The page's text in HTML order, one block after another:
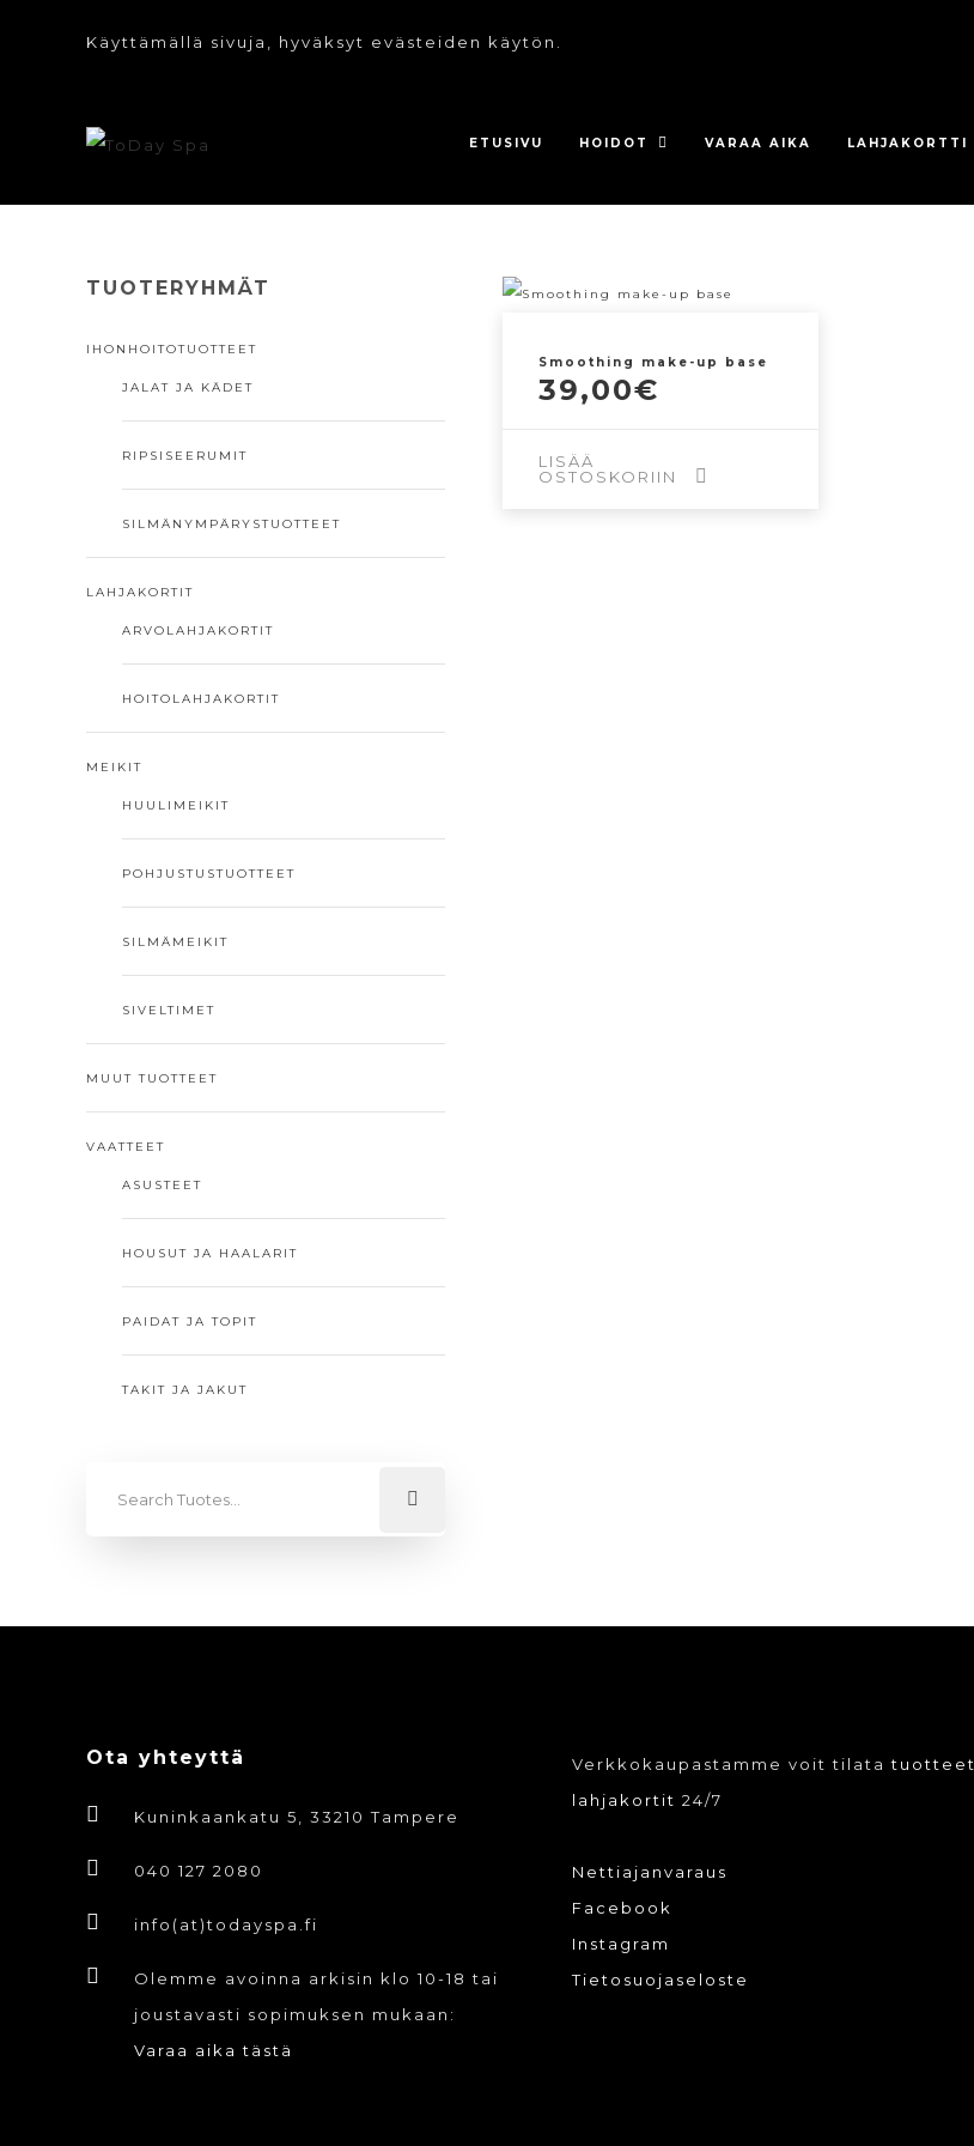
Käyttämällä sivuja, hyväksyt evästeiden käytön.
ETUSIVU HOIDOT VARAA AIKA LAHJAKORTTI
Smoothing make-up base
39,00€
LISÄÄ
OSTOSKORIIN
TUOTERYHMÄT
IHONHOITOTUOTTEET
JALAT JA KÄDET
RIPSISEERUMIT
SILMÄNYMPÄRYSTUOTTEET
LAHJAKORTIT
ARVOLAHJAKORTIT
HOITOLAHJAKORTIT
MEIKIT
HUULIMEIKIT
POHJUSTUSTUOTTEET
SILMÄMEIKIT
SIVELTIMET
MUUT TUOTTEET
VAATTEET
ASUSTEET
HOUSUT JA HAALARIT
PAIDAT JA TOPIT
TAKIT JA JAKUT
Ota yhteyttä
Kuninkaankatu 5, 33210 Tampere
040 127 2080
info(at)todayspa.fi
Olemme avoinna arkisin klo 10-18 tai
joustavasti sopimuksen mukaan:
Varaa aika tästä
Verkkokaupastamme voit tilatatuotteet
lahjakortit 24/7
Nettiajanvaraus
Facebook
Instagram
Tietosuojaseloste